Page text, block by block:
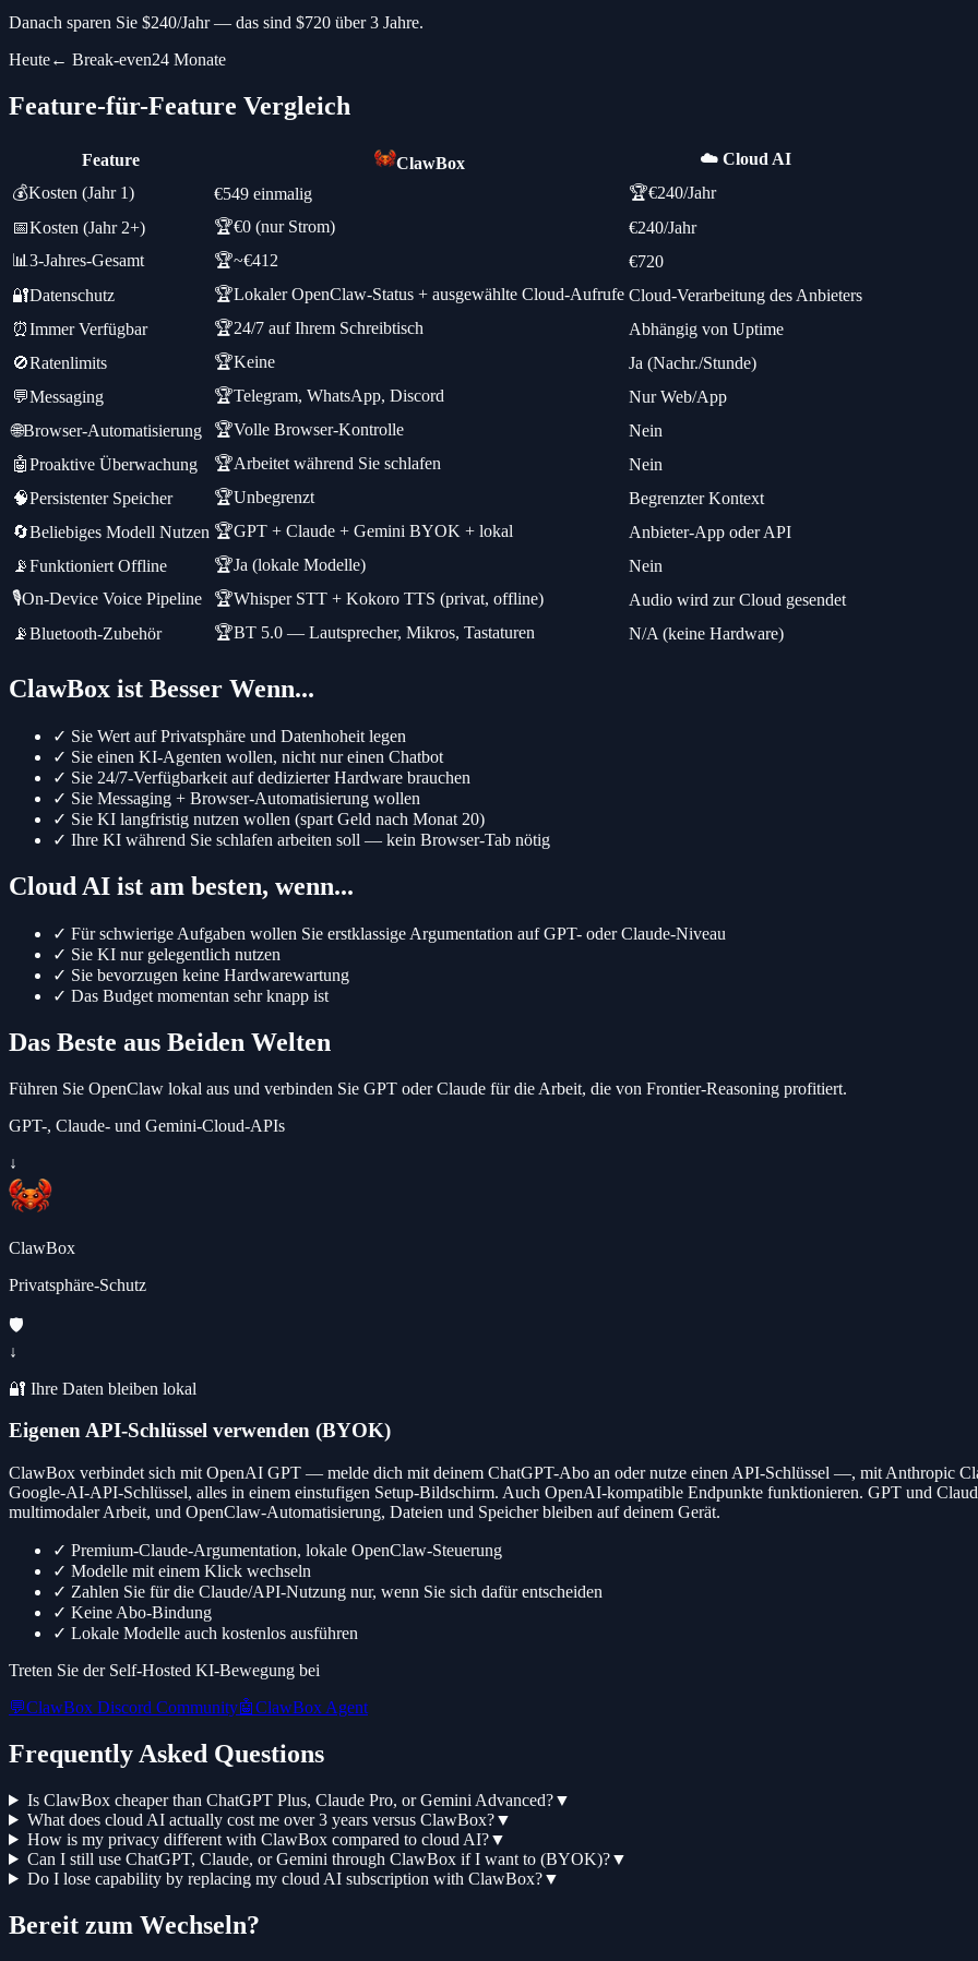
Danach sparen Sie $240/Jahr— das sind $720 über 3 Jahre.
Heute← Break-even24 Monate
Feature-für-Feature Vergleich
Feature ClawBox
☁️ Cloud AI
💰Kosten (Jahr 1) €549 einmalig 🏆€240/Jahr
📅Kosten (Jahr 2+) 🏆€0 (nur Strom)
€240/Jahr
📊 3-Jahres-Gesamt 🏆~€412
€720
🔐Datenschutz 🏆Lokaler OpenClaw-Status + ausgewählte Cloud-Aufrufe Cloud-Verarbeitung des Anbieters
⏰Immer Verfügbar 🏆24/7 auf Ihrem Schreibtisch
Abhängig von Uptime
🚫Ratenlimits 🏆Keine
Ja (Nachr./Stunde)
💬Messaging 🏆Telegram, WhatsApp, Discord
Nur Web/App
🌐Browser-Automatisierung 🏆Volle Browser-Kontrolle
Nein
🤖Proaktive Überwachung 🏆Arbeitet während Sie schlafen
Nein
🧠Persistenter Speicher 🏆Unbegrenzt
Begrenzter Kontext
🔄Beliebiges Modell Nutzen 🏆GPT + Claude + Gemini BYOK + lokal
Anbieter-App oder API
📡Funktioniert Offline 🏆Ja (lokale Modelle)
Nein
🎙️On-Device Voice Pipeline 🏆Whisper STT + Kokoro TTS (privat, offline)
Audio wird zur Cloud gesendet
📡Bluetooth-Zubehör 🏆BT 5.0 — Lautsprecher, Mikros, Tastaturen N/A (keine Hardware)
ClawBox ist Besser Wenn...
✓ Sie Wert auf Privatsphäre und Datenhoheit legen
✓ Sie einen KI-Agenten wollen, nicht nur einen Chatbot
✓ Sie 24/7-Verfügbarkeit auf dedizierter Hardware brauchen
✓ Sie Messaging + Browser-Automatisierung wollen
✓ Sie KI langfristig nutzen wollen (spart Geld nach Monat 20)
✓ Ihre KI während Sie schlafen arbeiten soll — kein Browser-Tab nötig
Cloud AI ist am besten, wenn...
✓ Für schwierige Aufgaben wollen Sie erstklassige Argumentation auf GPT- oder Claude-Niveau
✓ Sie KI nur gelegentlich nutzen
✓ Sie bevorzugen keine Hardwarewartung
✓ Das Budget momentan sehr knapp ist
Das Beste aus Beiden Welten
Führen Sie OpenClaw lokal aus und verbinden Sie GPT oder Claude für die Arbeit, die von Frontier-Reasoning profitiert.
GPT-, Claude- und Gemini-Cloud-APIs
↓
ClawBox
Privatsphäre-Schutz
🛡️
↓
🔐 Ihre Daten bleiben lokal
Eigenen API-Schlüssel verwenden (BYOK)
ClawBox verbindet sich mit OpenAI GPT — melde dich mit deinem ChatGPT-Abo an oder nutze einen API-Schlüssel —, mit Anthropic
Google-AI-API-Schlüssel, alles in einem einstufigen Setup-Bildschirm. Auch OpenAI-kompatible Endpunkte funktionieren. GPT und
multimodaler Arbeit, und OpenClaw-Automatisierung, Dateien und Speicher bleiben auf deinem Gerät.
✓ Premium-Claude-Argumentation, lokale OpenClaw-Steuerung
✓ Modelle mit einem Klick wechseln
✓ Zahlen Sie für die Claude/API-Nutzung nur, wenn Sie sich dafür entscheiden
✓ Keine Abo-Bindung
✓ Lokale Modelle auch kostenlos ausführen
Treten Sie der Self-Hosted KI-Bewegung bei
💬ClawBox Discord Community🤖ClawBox Agent
Frequently Asked Questions
Is ClawBox cheaper than ChatGPT Plus, Claude Pro, or Gemini Advanced?▼
What does cloud AI actually cost me over 3 years versus ClawBox?▼
How is my privacy different with ClawBox compared to cloud AI?▼
Can I still use ChatGPT, Claude, or Gemini through ClawBox if I want to (BYOK)?▼
Do I lose capability by replacing my cloud AI subscription with ClawBox?▼
Bereit zum Wechseln?